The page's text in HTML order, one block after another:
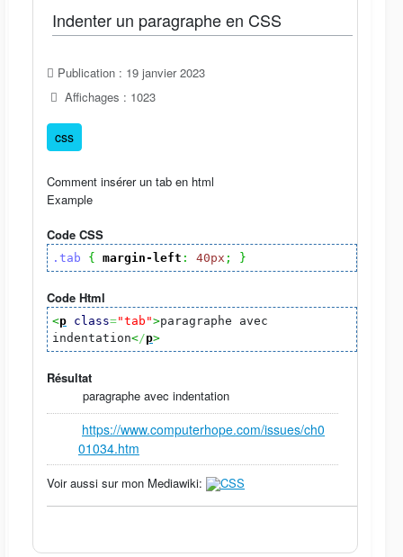
Indenter un paragraphe en CSS
Publication : 19 janvier 2023
Affichages : 1023
css
Comment insérer un tab en html
Example
Code CSS
.tab { margin-left : 40px ; }
Code Html
<p class="tab">paragraphe avec
indentation</p>
Résultat
paragraphe avec indentation
https://www.computerhope.com/issues/ch0
01034.htm
Voir aussi sur mon Mediawiki: CSS